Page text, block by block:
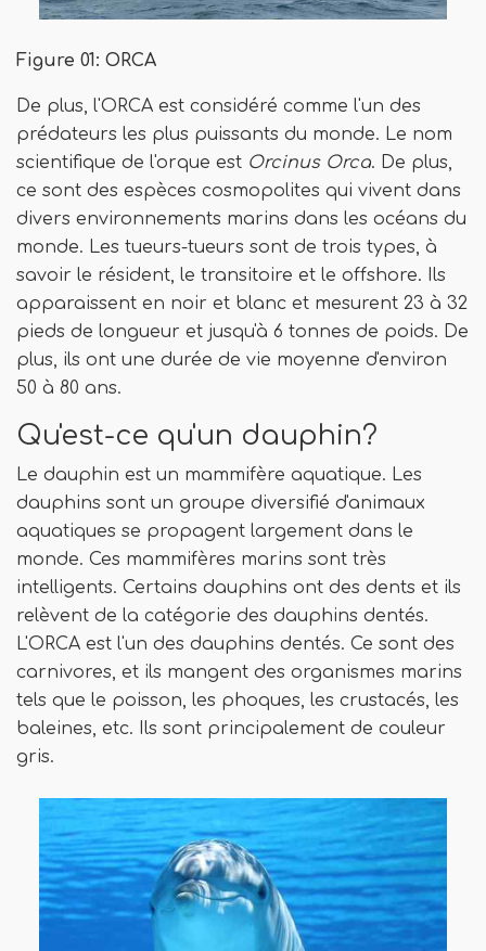
Figure 01: ORCA
De plus, l'ORCA est considéré comme l'un des
prédateurs les plus puissants du monde. Le nom
scientifique de l'orque est Orcinus Orca. De plus,
ce sont des espèces cosmopolites qui vivent dans
divers environnements marins dans les océans du
monde. Les tueurs-tueurs sont de trois types, à
savoir le résident, le transitoire et le offshore. Ils
apparaissent en noir et blanc et mesurent 23 à 32
pieds de longueur et jusqu'à 6 tonnes de poids. De
plus, ils ont une durée de vie moyenne d'environ
50 à 80 ans.
Qu'est-ce qu'un dauphin?
Le dauphin est un mammifère aquatique. Les
dauphins sont un groupe diversifié d'animaux
aquatiques se propagent largement dans le
monde. Ces mammifères marins sont très
intelligents. Certains dauphins ont des dents et ils
relèvent de la catégorie des dauphins dentés.
L'ORCA est l'un des dauphins dentés. Ce sont des
carnivores, et ils mangent des organismes marins
tels que le poisson, les phoques, les crustacés, les
baleines, etc. Ils sont principalement de couleur
gris.